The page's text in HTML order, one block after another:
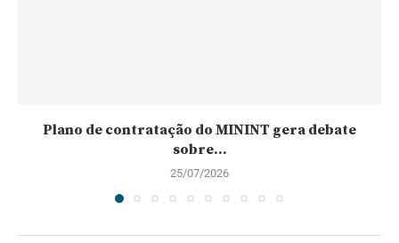
Plano de contratação do MININT gera debate
sobre...
25/07/2026